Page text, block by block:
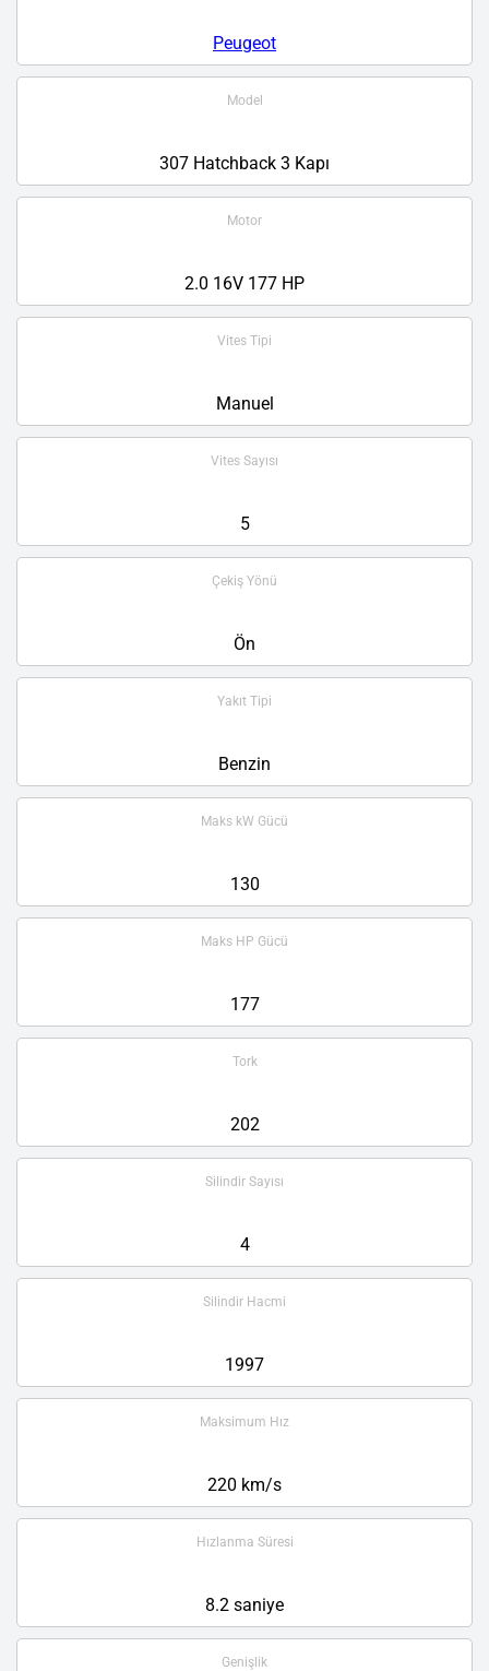
Peugeot
Model
307 Hatchback 3 Kapı
Motor
2.0 16V 177 HP
Vites Tipi
Manuel
Vites Sayısı
5
Çekiş Yönü
Ön
Yakıt Tipi
Benzin
Maks kW Gücü
130
Maks HP Gücü
177
Tork
202
Silindir Sayısı
4
Silindir Hacmi
1997
Maksimum Hız
220 km/s
Hızlanma Süresi
8.2 saniye
Genişlik